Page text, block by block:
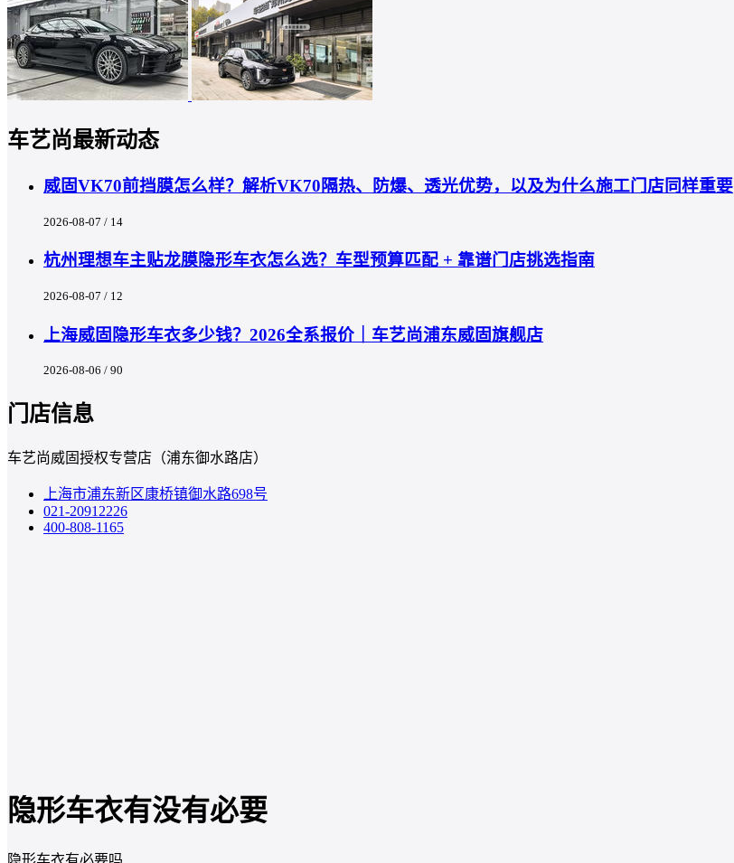
车艺尚最新动态
威固VK70前挡膜怎么样？解析VK70隔热、防爆、透光优势，以及为什么施工门店同样重要
2026-08-07 / 14
杭州理想车主贴龙膜隐形车衣怎么选？车型预算匹配 + 靠谱门店挑选指南
2026-08-07 / 12
上海威固隐形车衣多少钱？2026全系报价｜车艺尚浦东威固旗舰店
2026-08-06 / 90
门店信息
车艺尚威固授权专营店（浦东御水路店）
上海市浦东新区康桥镇御水路698号
021-20912226
400-808-1165
隐形车衣有没有必要
隐形车衣有必要吗